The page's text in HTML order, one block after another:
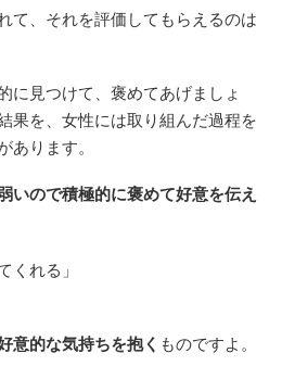
て、それを評価してもらえるのは
に見つけて、褒めてあげましょ
果を、女性には取り組んだ過程を
ります。
いので積極的に褒めて好意を伝え
くれる」
意的な気持ちを抱く ものですよ。